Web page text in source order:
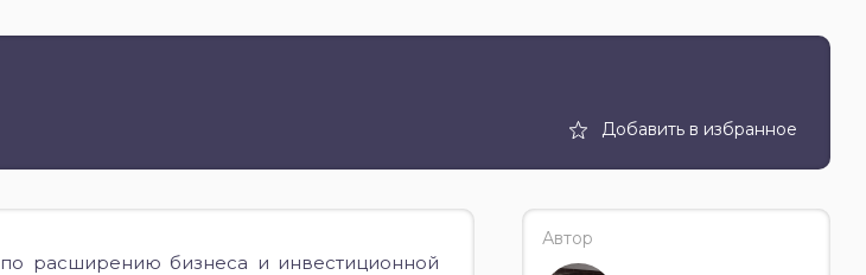
Добавить в избранное
расширению бизнеса и инвестиционной
Автор